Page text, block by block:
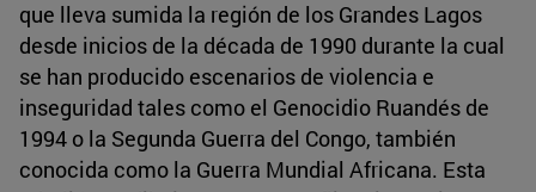
que lleva sumida la región de los Grandes Lagos
desde inicios de la década de 1990 durante la cual
se han producido escenarios de violencia e
inseguridad tales como el Genocidio Ruandés de
1994 o la Segunda Guerra del Congo, también
conocida como la Guerra Mundial Africana. Esta